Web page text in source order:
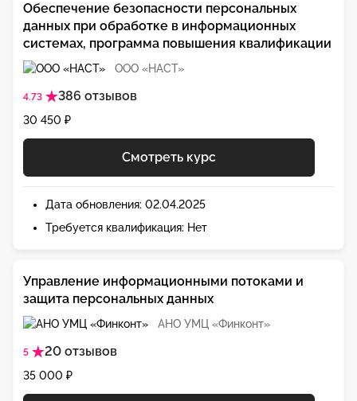
ООО «НАСТ»
4.73 386 отзывов
Обеспечение безопасности персональных
данных при обработке в информационных
системах, программа повышения квалификации
30 450 ₽
Смотреть курс
Дата обновления: 02.04.2025
Требуется квалификация: Нет
АНО УМЦ «Финконт»
5 20 отзывов
Управление информационными потоками и
защита персональных данных
35 000 ₽